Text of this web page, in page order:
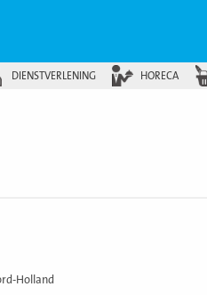
DIENSTVERLENING HORECA
Holland